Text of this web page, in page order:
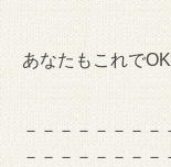
あなたもこれで
－－－－－－－－
－－－－－－－－